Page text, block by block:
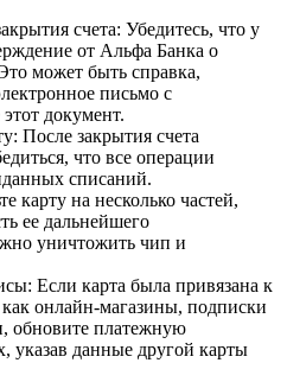
счета: Убедитесь, что у
от Альфа Банка о
может быть справка,
письмо с
документ.
После закрытия счета
что все операции
списаний.
карту на несколько частей,
ее дальнейшего
уничтожить чип и
Если карта была привязана к
онлайн-магазины, подписки
обновите платежную
указав данные другой карты